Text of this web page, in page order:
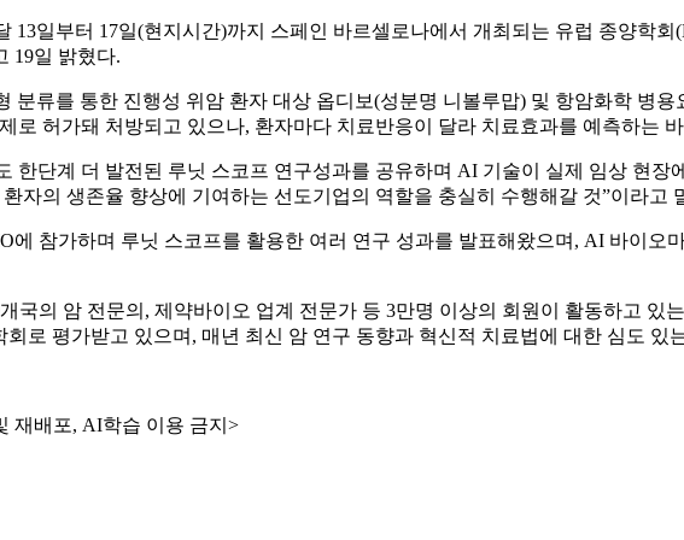
13일부터 17일(현지시간)까지 스페인 바르셀로나에서 개최되는 유럽 종양학
19일 밝혔다.
분류를 통한 진행성 위암 환자 대상 옵디보(성분명 니볼루맙) 및 항암화학 병
로 허가돼 처방되고 있으나, 환자마다 치료반응이 달라 치료효과를 예측하는
한단계 더 발전된 루닛 스코프 연구성과를 공유하며 AI 기술이 실제 임상 현
자의 생존율 향상에 기여하는 선도기업의 역할을 충실히 수행해갈 것”이라고
에 참가하며 루닛 스코프를 활용한 여러 연구 성과를 발표해왔으며, AI 바이
국의 암 전문의, 제약바이오 업계 전문가 등 3만명 이상의 회원이 활동하고 있
로 평가받고 있으며, 매년 최신 암 연구 동향과 혁신적 치료법에 대한 심도 있
재배포, AI학습 이용 금지>